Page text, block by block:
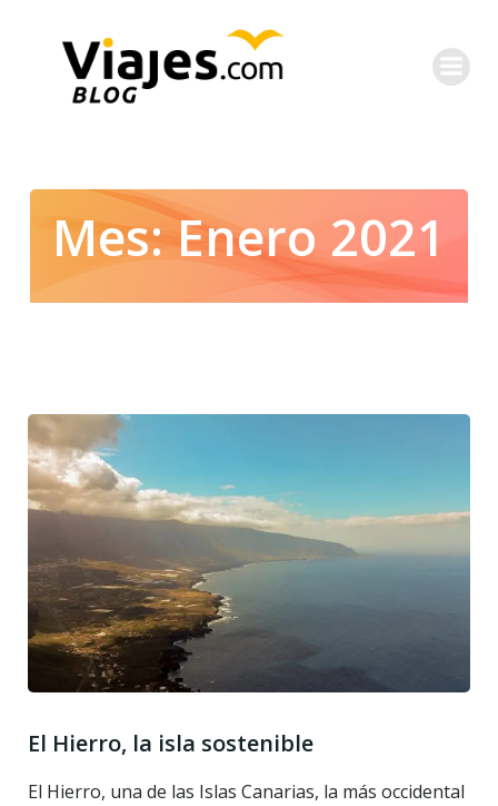
al
contenido
Mes:Enero 2021
El Hierro, la isla sostenible
El Hierro, una de las Islas Canarias, la más occidental